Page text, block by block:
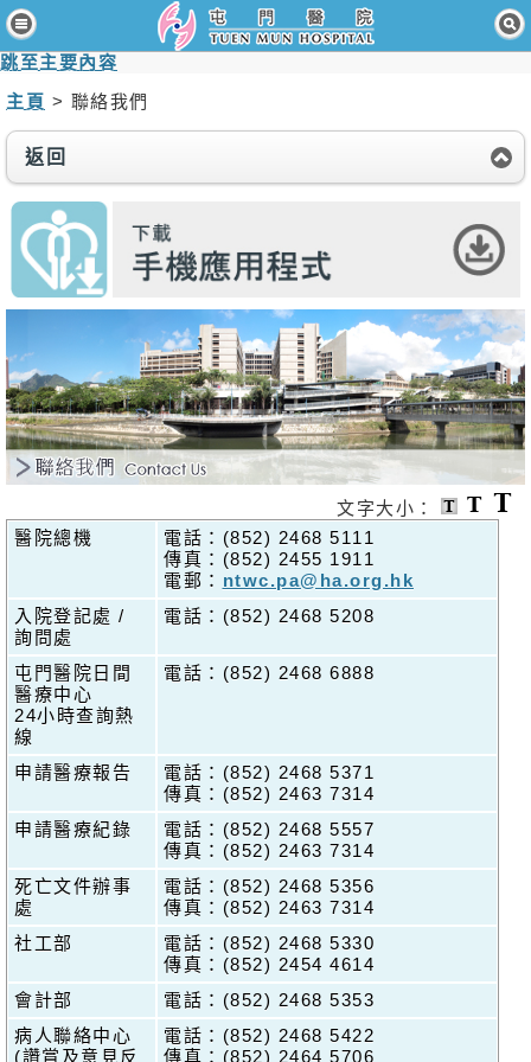
跳至主要內容
主頁
醫療服務
醫護專業人員
消息及活動
關於我們
免責聲明
無障礙聲明
主頁 > 聯絡我們
返回
文字大小：
醫院總機
電話：(852) 2468 5111
傳真：(852) 2455 1911
電郵： ntwc.pa@ha.org.hk
入院登記處 /
詢問處
電話：(852) 2468 5208
屯門醫院日間
醫療中心
24小時查詢熱
線
電話：(852) 2468 6888
申請醫療報告
電話：(852) 2468 5371
傳真：(852) 2463 7314
申請醫療紀錄
電話：(852) 2468 5557
傳真：(852) 2463 7314
死亡文件辦事
處
電話：(852) 2468 5356
傳真：(852) 2463 7314
社工部
電話：(852) 2468 5330
傳真：(852) 2454 4614
會計部
電話：(852) 2468 5353
病人聯絡中心
(讚賞及意見反
電話：(852) 2468 5422
傳真：(852) 2464 5706